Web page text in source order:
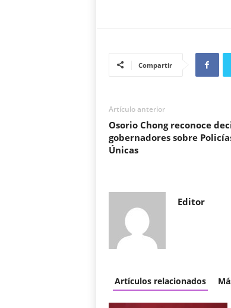
Compartir
Artículo anterior
Osorio Chong reconoce
gobernadores sobre
Únicas
Editor
Artículos relacionados